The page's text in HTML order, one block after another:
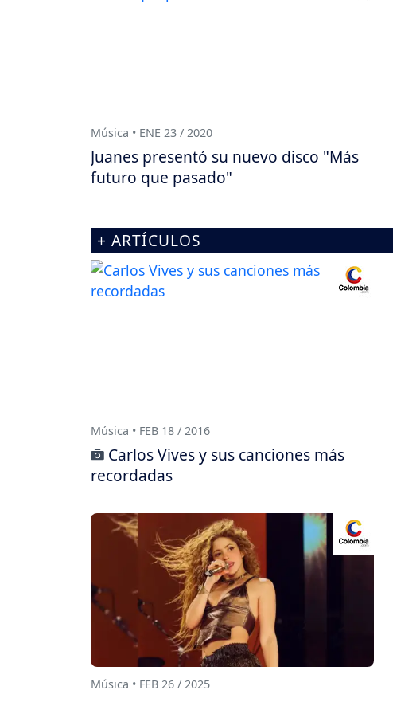
Música • ENE 23 / 2020
Juanes presentó su nuevo disco "Más
futuro que pasado"
+ ARTÍCULOS
Música • FEB 18 / 2016
Carlos Vives y sus canciones más
recordadas
Música • FEB 26 / 2025